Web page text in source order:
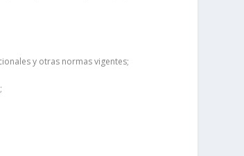
y otras normas vigentes;